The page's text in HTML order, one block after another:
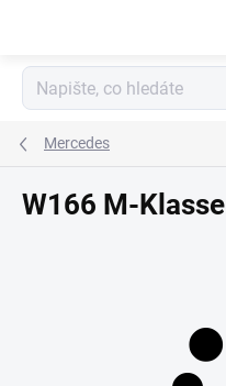
Mercedes
W166 M-Klasse